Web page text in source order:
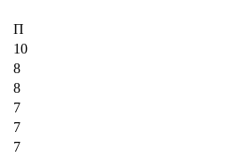
П
10
8
8
7
7
7